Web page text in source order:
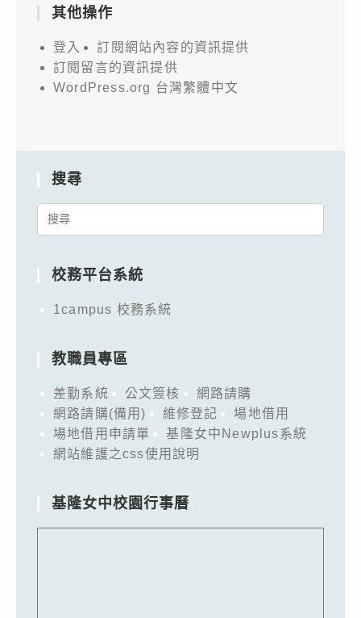
其他操作
登入
訂閱網站內容的資訊提供
訂閱留言的資訊提供
WordPress.org 台灣繁體中文
搜尋
Search
校務平台系統
1campus 校務系統
教職員專區
差勤系統 公文簽核
網路請購
網路請購(備用)
維修登記
場地借用
場地借用申請單
基隆女中Newplus系統
網站維護之css使用說明
基隆女中校園行事曆